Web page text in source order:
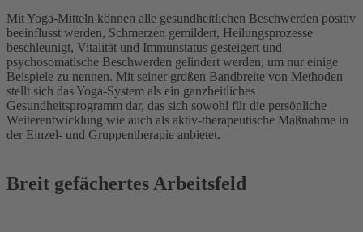
Mit Yoga-Mitteln können alle gesundheitlichen Beschwerden positiv
beeinflusst werden, Schmerzen gemildert, Heilungsprozesse
beschleunigt, Vitalität und Immunstatus gesteigert und
psychosomatische Beschwerden gelindert werden, um nur einige
Beispiele zu nennen. Mit seiner großen Bandbreite von Methoden
stellt sich das Yoga-System als ein ganzheitliches
Gesundheitsprogramm dar, das sich sowohl für die persönliche
Weiterentwicklung wie auch als aktiv-therapeutische Maßnahme in
der Einzel- und Gruppentherapie anbietet.
Breit gefächertes Arbeitsfeld